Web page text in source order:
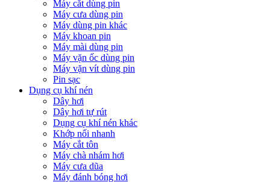
Máy cắt dùng pin
Máy cưa dùng pin
Máy dùng pin khác
Máy khoan pin
Máy mài dùng pin
Máy vặn ốc dùng pin
Máy vặn vít dùng pin
Pin sạc
Dụng cụ khí nén
Dây hơi
Dây hơi tự rút
Dụng cụ khí nén khác
Khớp nối nhanh
Máy cắt tôn
Máy chà nhám hơi
Máy cưa dũa
Máy đánh bóng hơi